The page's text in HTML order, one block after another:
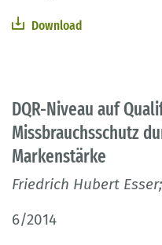
Download
DQR-Niveau auf
Missbrauchsschutz
Markenstärke
Friedrich Hubert
6/2014